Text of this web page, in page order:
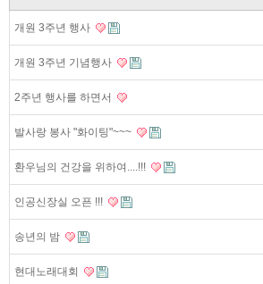
개원 3주년 행사
개원 3주년 기념행사
2주년 행사를 하면서
발사랑 봉사 "화이팅"~~~
환우님의 건강을 위하여....!!!
인공신장실 오픈 !!!
송년의 밤
현대노래대회